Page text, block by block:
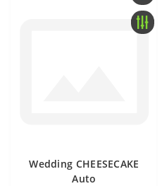
Wedding CHEESECAKE
Auto